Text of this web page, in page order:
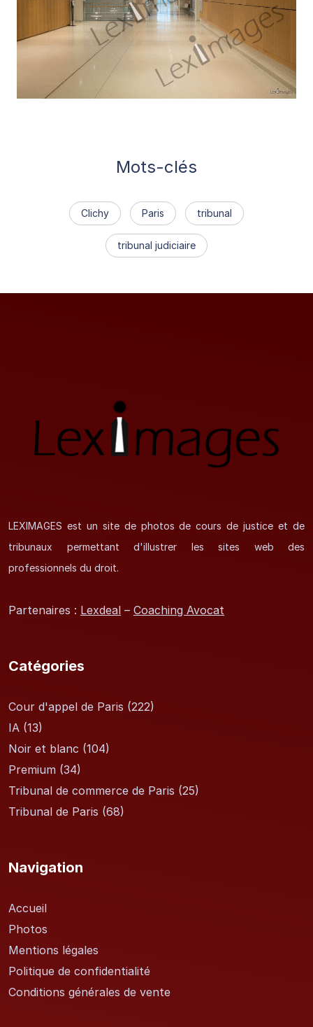
Mots-clés
Clichy Paris tribunal
tribunal judiciaire
LEXIMAGES est un site de photos de cours de justice et de
tribunaux permettant d'illustrer les sites web des
professionnels du droit.
Partenaires : Lexdeal – Coaching Avocat
Catégories
Cour d'appel de Paris (222)
IA (13)
Noir et blanc (104)
Premium (34)
Tribunal de commerce de Paris (25)
Tribunal de Paris (68)
Navigation
Accueil
Photos
Mentions légales
Politique de confidentialité
Conditions générales de vente